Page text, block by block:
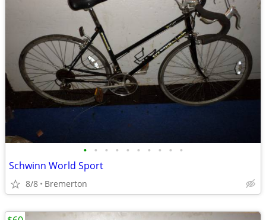
• • • • • • • • • •
Schwinn World Sport
8/8 Bremerton